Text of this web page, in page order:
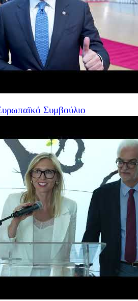
Συμβούλιο